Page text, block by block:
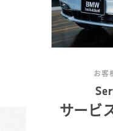
Ser
サービ
お客